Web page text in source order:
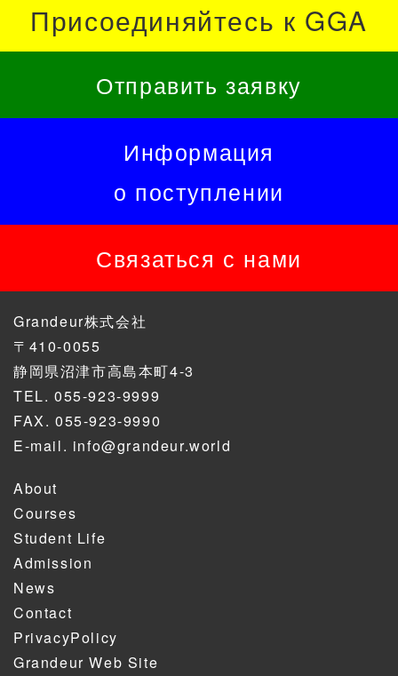
Присоединяйтесь к GGA
Отправить заявку
Информация
о поступлении
Связаться с нами
Grandeur株式会社
〒410-0055
静岡県沼津市高島本町4-3
TEL. 055-923-9999
FAX. 055-923-9990
E-mail. info@grandeur.world
About
Courses
Student Life
Admission
News
Contact
PrivacyPolicy
Grandeur Web Site